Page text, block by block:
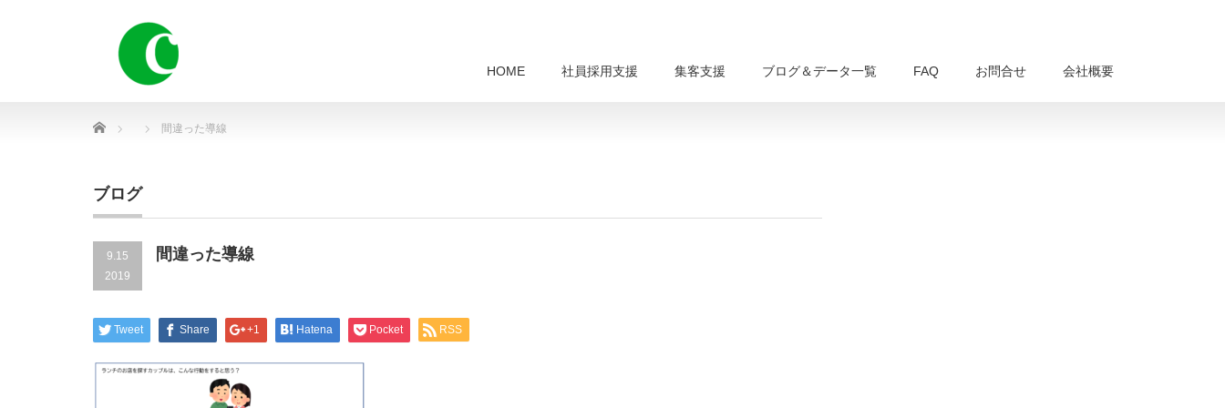
HOME 社員採用支援 集客支援 ブログ＆データ一覧 FAQ お問合せ 会社概要
Home 間違った導線
ブログ
9.15
2019
間違った導線
Tweet Share +1 Hatena Pocket RSS